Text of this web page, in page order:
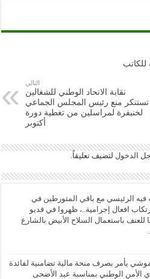
التالي
نقابة الاتحاد الوطني للشغالين
تستنكر منع رئيس المجلس الجماعي
لخنيفرة لمراسلين من تغطية دورة
أكتوبر
الدخول لتضيف تعليقاً.
فيه الرئيسي مع باقي المتورطين في
افعال إجرامية..، ظهروا في فديو
باستعمال السلاح الأبيض بالشارع
يأمر بصرف منحة مالية تضامنية لفائدة
الأمن الوطني بمناسبة عيد الأضحى